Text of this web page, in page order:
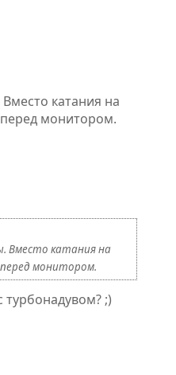
катания на
перед монитором.
Вместо катания на
перед монитором.
;)